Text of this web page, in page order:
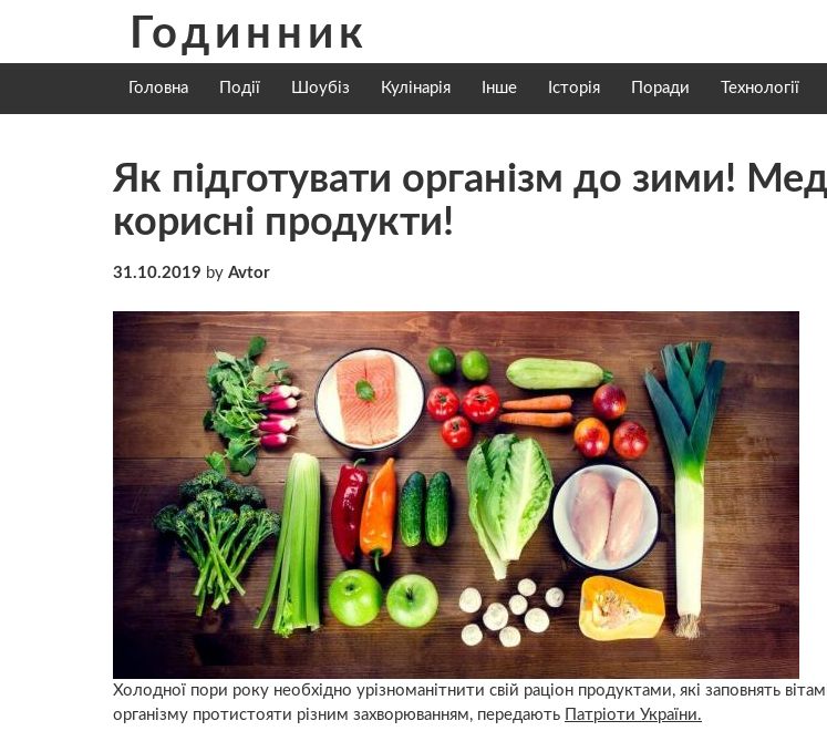
content
Годинник
Головна Події Шоубіз Кулінарія Інше Історія Поради Технології
Як підготувати організм до зими!
корисні продукти!
31.10.2019 by Avtor
Холодної пори року необхідно урізноманітнити свій раціон продуктами, які заповнять
організму протистояти різним захворюванням, передають Патріоти України.